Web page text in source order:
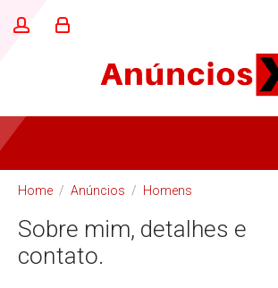
Home / Anúncios / Homens
Sobre mim, detalhes e
contato.